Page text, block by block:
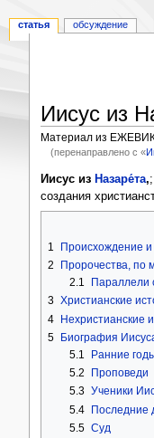
Иисус из
Материал из
(перенаправлено с «
Перейти
к
навигации
Перейти
к
поиску
Иисус из Назаре́та,
создания
1
Происхождение
2
Пророчества, по
2.1
Параллели
3 Христианские
4 Нехристианские
5 Биография
5.1
Ранние
5.2
Проповеди
5.3 Ученики
5.4 Последние
5.5 Суд
статья обсуждение